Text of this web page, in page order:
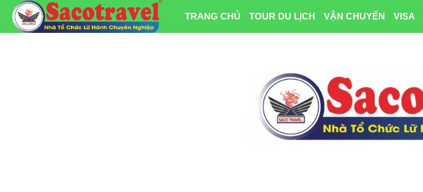
TRANG CHỦ TOUR DU LỊCH VẬN CHUYỂN VISA